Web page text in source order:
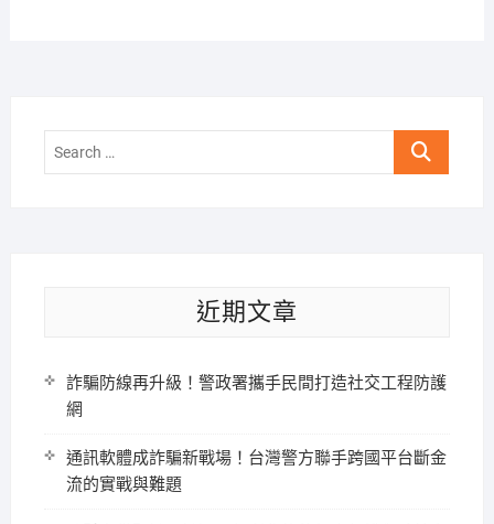
Search
近期文章
詐騙防線再升級！警政署攜手民間打造社交工程防護
網
通訊軟體成詐騙新戰場！台灣警方聯手跨國平台斷金
流的實戰與難題